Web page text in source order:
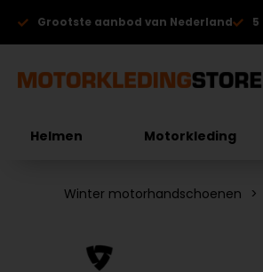
Grootste aanbod van Nederland 5
Helmen Motorkleding
Winter motorhandschoenen